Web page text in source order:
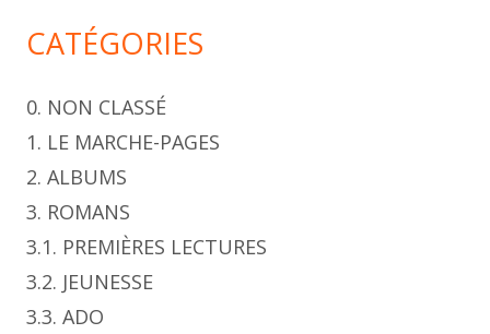
CATÉGORIES
0. NON CLASSÉ
1. LE MARCHE-PAGES
2. ALBUMS
3. ROMANS
3.1. PREMIÈRES LECTURES
3.2. JEUNESSE
3.3. ADO